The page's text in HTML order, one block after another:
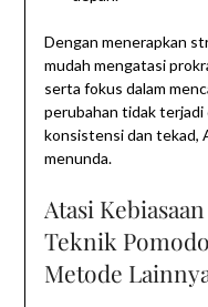
Dengan menerapkan
mudah mengatasi
serta fokus dalam
perubahan tidak terjadi
konsistensi dan tekad,
menunda.
Atasi
Teknik
Metode